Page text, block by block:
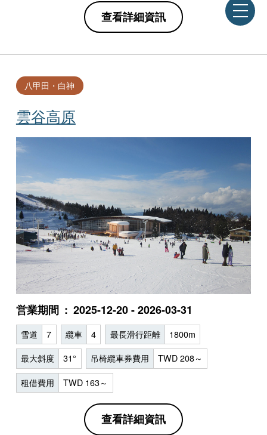
查看詳細資訊
雲谷高原
八甲田・白神
営業期間 2025-12-20 - 2026-03-31
雪道 7 纜車 4 最長滑行距離 1800m
最大斜度 31° 吊椅纜車券費用 TWD 208～
租借費用 TWD 163～
查看詳細資訊